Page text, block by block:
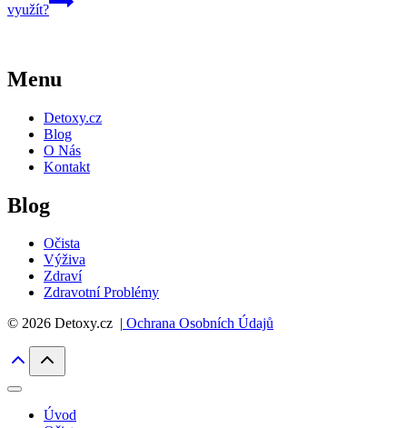
využít?
Menu
Detoxy.cz
Blog
O Nás
Kontakt
Blog
Očista
Výživa
Zdraví
Zdravotní Problémy
© 2026 Detoxy.cz | Ochrana Osobních Údajů
Úvod